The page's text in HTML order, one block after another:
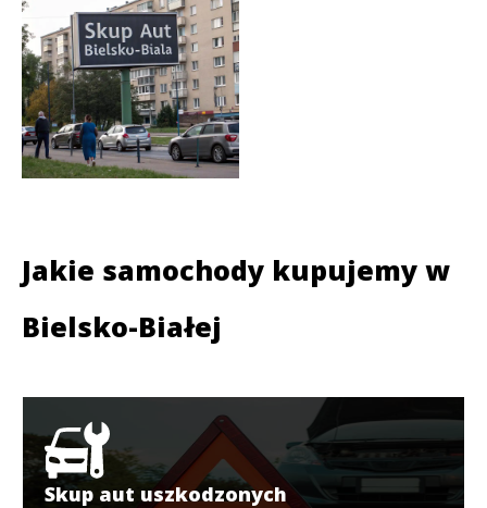
Jakie samochody kupujemy w
Bielsko-Białej
Skup aut uszkodzonych